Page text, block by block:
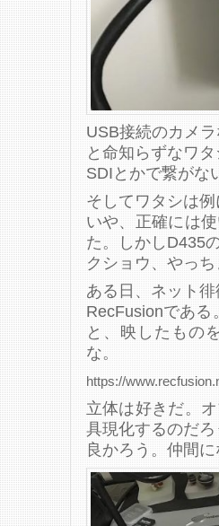
USB接続のカメ
と命知らずなワタ
SDIとかで繋がな
そしてワタシは
いや、正確には
た。しかしD435
クショウ、やっち
ある日、ネット
RecFusionであ
と、映したもの
な。
https://
立体は好きだ。
具現化するのだろ
良かろう。仲間に